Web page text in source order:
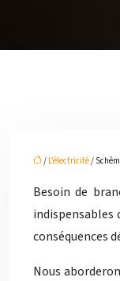
/ L’électricité/
Besoin de
indispensables
conséquences
Nous